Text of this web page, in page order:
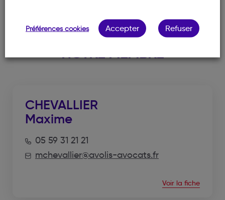
NOTRE MEMBRE
CHEVALLIER
Maxime
05 59 31 21 21
mchevallier@avolis-avocats.fr
Voir la fiche
Préférences cookies Accepter Refuser